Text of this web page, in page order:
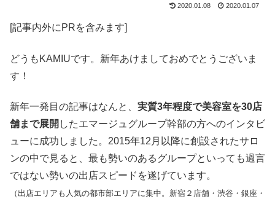
2020.01.08 2020.01.07
[記事内外にPRを含みます]
どうもKAMIUです。新年あけましておめでとうございま
す！
新年一発目の記事はなんと、 実質3年程度で美容室を30店
舗まで展開 したエマージュグループ幹部の方へのインタビ
ューに成功しました。2015年12月以降に創設されたサロ
ンの中で見ると、最も勢いのあるグループといっても過言
ではない勢いの出店スピードを遂げています。
（出店エリアも人気の都市部エリアに集中。新宿２店舗・渋谷・銀座・